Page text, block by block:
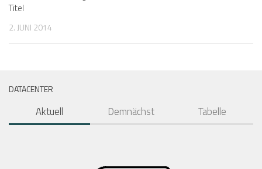
Titel
2. JUNI 2014
DATACENTER
Aktuell Demnächst Tabelle